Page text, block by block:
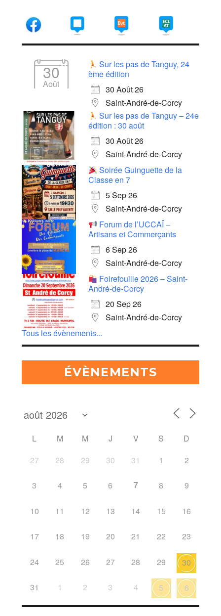
30
Août
Sur les pas de Tanguy, 24
ème édition
30 Août 26
Saint-André-de-Corcy
Sur les pas de Tanguy – 24e
édition : 30 août
30 Août 26
Saint-André-de-Corcy
Soirée Guinguette de la
Classe en 7
5 Sep 26
Saint-André-de-Corcy
Forum de l’UCCAÏ –
Artisans et Commerçants
6 Sep 26
Saint-André-de-Corcy
Foirefouille 2026 – Saint-
André-de-Corcy
20 Sep 26
Saint-André-de-Corcy
Tous les évènements...
ÉVÈNEMENTS
L M M J V S
D
27
28 29 30 31 1 2
3 4 5 6 7 8 9
10 11 12 13 14 15 16
17 18 19 20 21 22 23
24 25 26 27 28 29 30
31 1 2 3 4 5 6